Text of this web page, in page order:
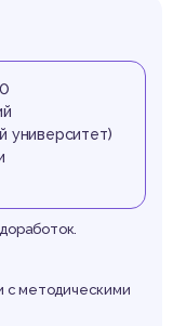
университет)
с методическими